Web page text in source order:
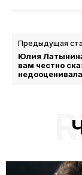
Предыдущая
Юлия
вам честно